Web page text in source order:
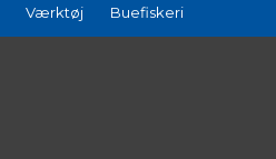
Værktøj Buefiskeri